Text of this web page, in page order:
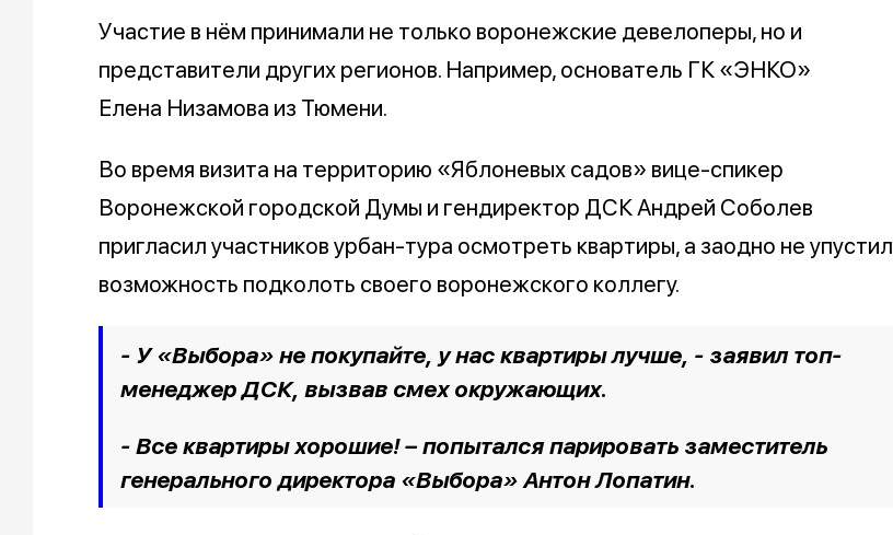
Участие в нём принимали не только воронежские девелоперы, но и
представители других регионов. Например, основатель ГК «ЭНКО»
Елена Низамова из Тюмени.
Во время визита на территорию «Яблоневых садов» вице-спикер
Воронежской городской Думы и гендиректор ДСК Андрей Соболев
пригласил участников урбан-тура осмотреть квартиры, а заодно не упустил
возможность подколоть своего воронежского коллегу.
- У «Выбора» не покупайте, у нас квартиры лучше, - заявил топ-
менеджер ДСК, вызвав смех окружающих.
- Все квартиры хорошие! – попытался парировать заместитель
генерального директора «Выбора» Антон Лопатин.